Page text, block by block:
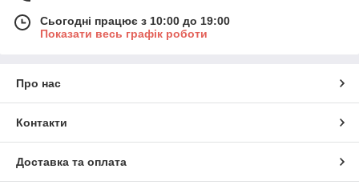
Сьогодні працює з 10:00 до 19:00
Показати весь графік роботи
Про нас
Контакти
Доставка та оплата